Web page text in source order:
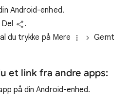
Android-enhed.
Del
.
du trykke på Mere
Gemt
et link fra andre apps:
på din Android-enhed.